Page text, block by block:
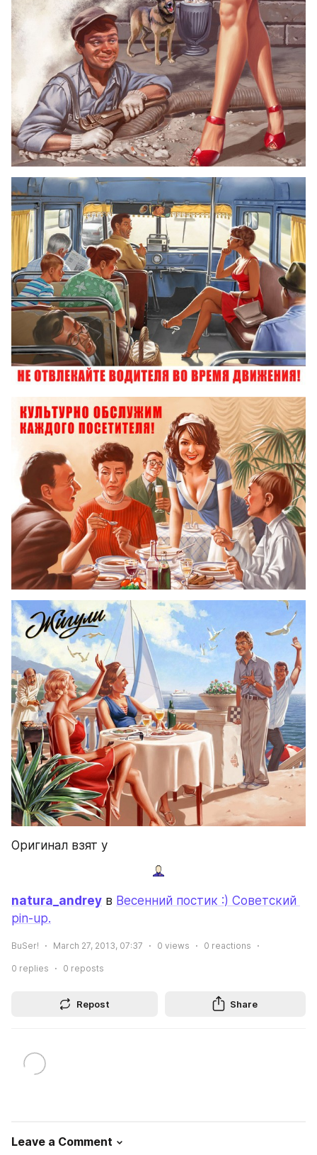
Оригинал взят у
natura_andrey в Весенний постик :) Советский
pin-up.
BuSer! March 27, 2013, 07:37 0 views 0 reactions
0 replies 0 reposts
Repost Share
Leave a Comment